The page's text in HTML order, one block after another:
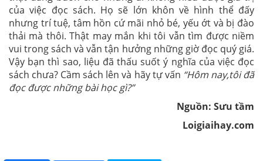
của việc đọc sách. Họ sẽ lớn khôn về hình thể đấy
nhưng trí tuệ, tâm hồn cứ mãi nhỏ bé, yếu ớt và bị đào
thải mà thôi. Thật may mắn khi tôi vẫn tìm được niềm
vui trong sách và vẫn tận hưởng những giờ đọc quý giá.
Vậy bạn thì sao, liệu đã thấu suốt ý nghĩa của việc đọc
sách chưa? Cầm sách lên và hãy tự vấn “Hôm nay,tôi đã
đọc được những bài học gì?”
Nguồn: Sưu tầm
Loigiaihay.com